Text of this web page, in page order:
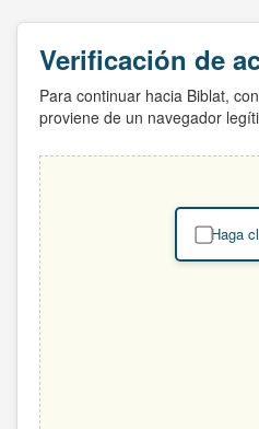
Verificación de
Para continuar hacia Biblat,
proviene de un navegador
Haga